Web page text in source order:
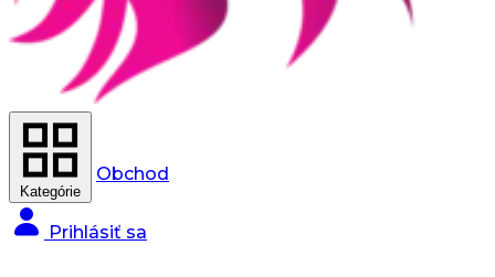
Kategórie
Obchod
Prihlásiť sa